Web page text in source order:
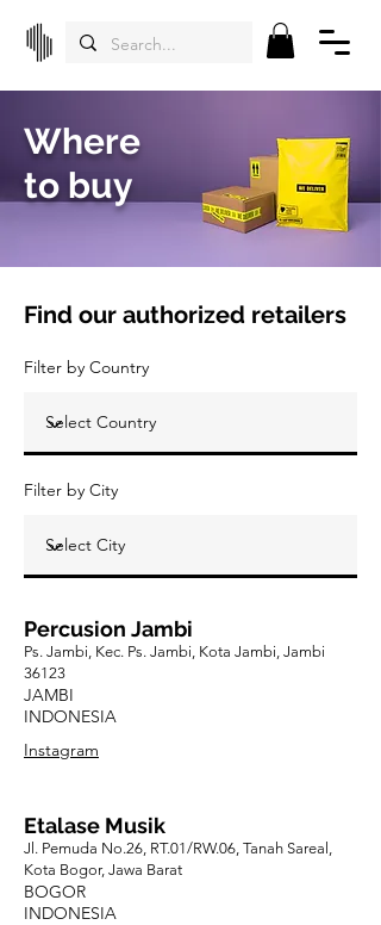
Where
to buy
Find our authorized retailers
Filter by Country
Filter by City
Percusion Jambi
Ps. Jambi, Kec. Ps. Jambi, Kota Jambi, Jambi
36123
JAMBI
INDONESIA
Instagram
Etalase Musik
Jl. Pemuda No.26, RT.01/RW.06, Tanah Sareal,
Kota Bogor, Jawa Barat
BOGOR
INDONESIA